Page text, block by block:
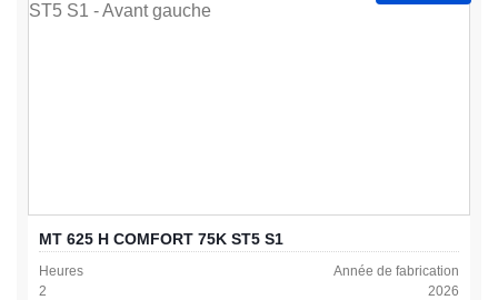
MT 625 H COMFORT 75K ST5 S1
Heures
2
Année de fabrication
2026